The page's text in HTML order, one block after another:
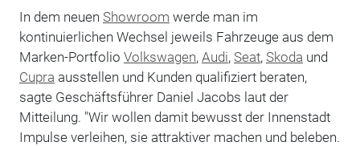
In dem neuen Showroom werde man im
kontinuierlichen Wechsel jeweils Fahrzeuge aus dem
Marken-Portfolio Volkswagen, Audi, Seat, Skoda und
Cupra ausstellen und Kunden qualifiziert beraten,
sagte Geschäftsführer Daniel Jacobs laut der
Mitteilung. "Wir wollen damit bewusst der Innenstadt
Impulse verleihen, sie attraktiver machen und beleben.